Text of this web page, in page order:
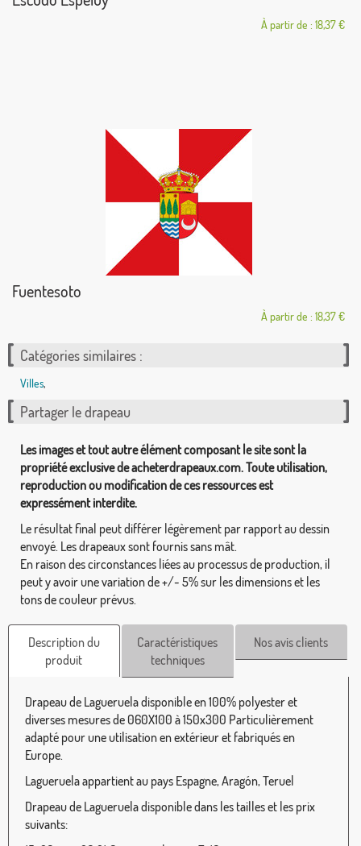
À partir de : 18,37 €
Fuentesoto
À partir de : 18,37 €
Catégories similaires :
Villes,
Partager le drapeau
Les images et tout autre élément composant le site sont la
propriété exclusive de acheterdrapeaux.com. Toute utilisation,
reproduction ou modification de ces ressources est
expressément interdite.
Le résultat final peut différer légèrement par rapport au dessin
envoyé. Les drapeaux sont fournis sans mât.
En raison des circonstances liées au processus de production, il
peut y avoir une variation de +/- 5% sur les dimensions et les
tons de couleur prévus.
Description du
produit
Caractéristiques
techniques
Nos avis clients
Drapeau de Lagueruela disponible en 100% polyester et
diverses mesures de 060X100 à 150x300 Particulièrement
adapté pour une utilisation en extérieur et fabriqués en
Europe.
Lagueruela appartient au pays Espagne, Aragón, Teruel
Drapeau de Lagueruela disponible dans les tailles et les prix
suivants: